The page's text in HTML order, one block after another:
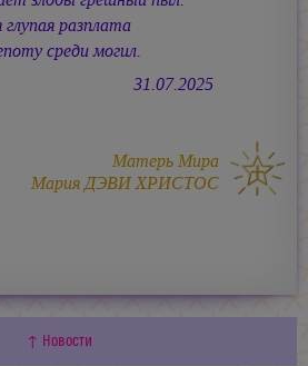
глупая разплата
среди могил.
31.07.2025
Матерь Мира
Мария ДЭВИ ХРИСТОС
↑ Новости